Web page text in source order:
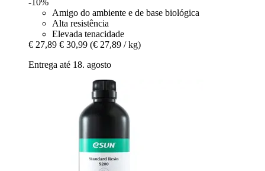
-10%
Amigo do ambiente e de base biológica
Alta resistência
Elevada tenacidade
€ 27,89 € 30,99 (€ 27,89 / kg)
Entrega até 18. agosto